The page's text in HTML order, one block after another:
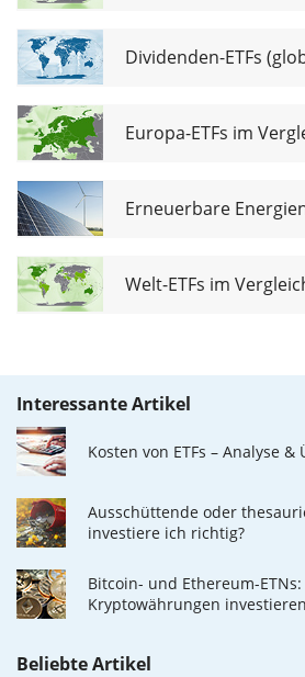
Dividenden-ETFs
Europa-ETFs im
Welt-ETFs im
Interessante Artikel
Kosten von ETFs – Analyse &
Ausschüttende oder
investiere ich richtig?
Bitcoin- und Ethereum-ETNs:
Kryptowährungen
Beliebte Artikel